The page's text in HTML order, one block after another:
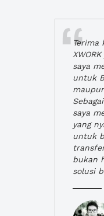
Terima
saya
untuk
saya
yang
untuk
bukan
solusi